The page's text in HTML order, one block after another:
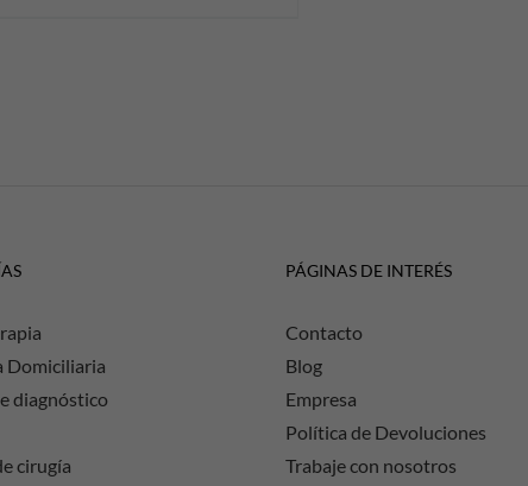
Domiciliaria
diagnóstico
cirugía
PÁGINAS DE INTERÉS
Contacto
Blog
Empresa
Política de Devoluciones
Trabaje con nosotros